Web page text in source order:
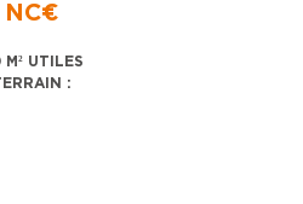
NC€
M² UTILES
: